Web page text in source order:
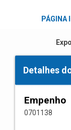
PÁGINA
Detalhes
Empenho
0701138